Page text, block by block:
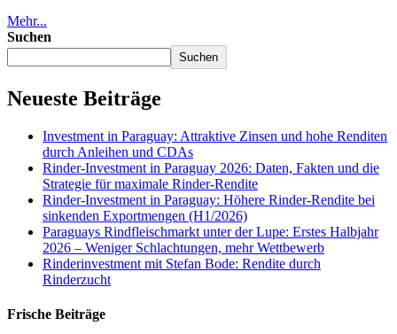
Mehr...
Suchen
Suchen
Neueste Beiträge
Investment in Paraguay: Attraktive Zinsen und hohe Renditen
durch Anleihen und CDAs
Rinder-Investment in Paraguay 2026: Daten, Fakten und die
Strategie für maximale Rinder-Rendite
Rinder-Investment in Paraguay: Höhere Rinder-Rendite bei
sinkenden Exportmengen (H1/2026)
Paraguays Rindfleischmarkt unter der Lupe: Erstes Halbjahr
2026 – Weniger Schlachtungen, mehr Wettbewerb
Rinderinvestment mit Stefan Bode: Rendite durch
Rinderzucht
Frische Beiträge